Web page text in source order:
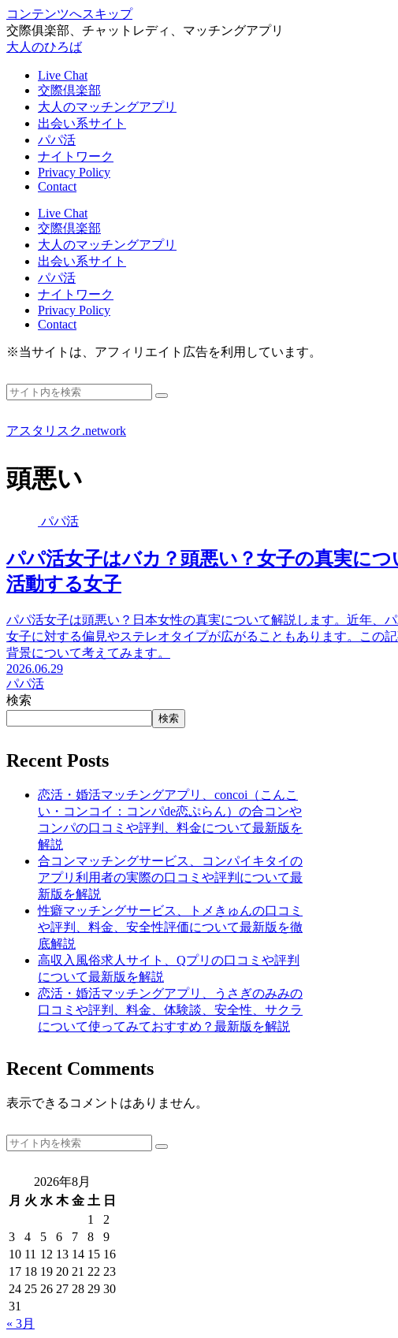
コンテンツへスキップ
交際俱楽部、チャットレディ、マッチングアプリ
大人のひろば
Live Chat
交際倶楽部
大人のマッチングアプリ
出会い系サイト
パパ活
ナイトワーク
Privacy Policy
Contact
Live Chat
交際倶楽部
大人のマッチングアプリ
出会い系サイト
パパ活
ナイトワーク
Privacy Policy
Contact
※当サイトは、アフィリエイト広告を利用しています。
アスタリスク.network
頭悪い
パパ活
パパ活女子はバカ？頭悪い？女子の真実に
活動する女子
パパ活女子は頭悪い？日本女性の真実について解説します。近年、
女子に対する偏見やステレオタイプが広がることもあります。この
背景について考えてみます。
2026.06.29
パパ活
検索
検索
Recent Posts
恋活・婚活マッチングアプリ、concoi（こんこ
い・コンコイ：コンパde恋ぷらん）の合コンや
コンパの口コミや評判、料金について最新版を
解説
合コンマッチングサービス、コンパイキタイの
アプリ利用者の実際の口コミや評判について最
新版を解説
性癖マッチングサービス、トメきゅんの口コミ
や評判、料金、安全性評価について最新版を徹
底解説
高収入風俗求人サイト、Qプリの口コミや評判
について最新版を解説
恋活・婚活マッチングアプリ、うさぎのみみの
口コミや評判、料金、体験談、安全性、サクラ
について使ってみておすすめ？最新版を解説
Recent Comments
表示できるコメントはありません。
2026年8月
月 火 水 木 金 土 日
1
2
3
4 5 6 7 8
9
10 11 12 13 14 15 16
17 18 19 20 21 22 23
24 25 26 27 28 29 30
31
« 3月